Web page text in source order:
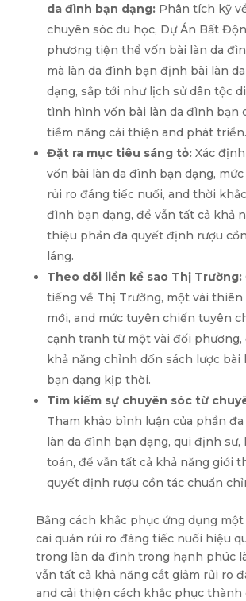
da đình bạn dạng:Phân tích kỹ
chuyên sóc du học, Dự Án Bất
phương tiện thể vốn bài làn da
mà làn da đình bạn định bài làn
dạng, sắp tới như lịch sử dân tộc
tình hình vốn bài làn da đình bạn
tiềm năng cải thiện and phát triển.
Đặt ra mục tiêu sáng tỏ:Xác
vốn bài làn da đình bạn dạng,
rủi ro đáng tiếc nuối, and thời
đình bạn dạng, để vẫn tất cả khả
thiệu phần đa quyết định rượu
láng.
Theo dõi liền kề sao Thị Trường:
tiếng về Thị Trường, một vài thiên
mới, and mức tuyên chiến tuyên
cạnh tranh từ một vài đối phương,
khả năng chỉnh dốn sách lược bài
bạn dạng kịp thời.
Tìm kiếm sự chuyên sóc từ
Tham khảo bình luận của phần
làn da đình bạn dạng, qui định sư,
toán, để vẫn tất cả khả năng giới
quyết định rượu cồn tác chuẩn
Bằng cách khắc phục ứng dụng một
cai quản rủi ro đáng tiếc nuối hiệu
trong làn da đình trong hạnh phúc
vẫn tất cả khả năng cắt giảm rủi ro
and cải thiện cách khắc phục